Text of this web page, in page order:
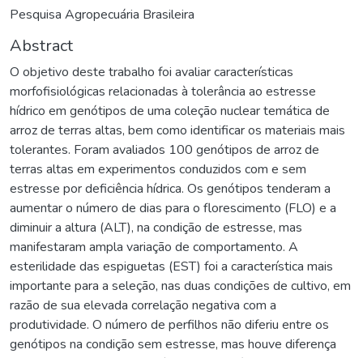
Pesquisa Agropecuária Brasileira
Abstract
O objetivo deste trabalho foi avaliar características
morfofisiológicas relacionadas à tolerância ao estresse
hídrico em genótipos de uma coleção nuclear temática de
arroz de terras altas, bem como identificar os materiais mais
tolerantes. Foram avaliados 100 genótipos de arroz de
terras altas em experimentos conduzidos com e sem
estresse por deficiência hídrica. Os genótipos tenderam a
aumentar o número de dias para o florescimento (FLO) e a
diminuir a altura (ALT), na condição de estresse, mas
manifestaram ampla variação de comportamento. A
esterilidade das espiguetas (EST) foi a característica mais
importante para a seleção, nas duas condições de cultivo, em
razão de sua elevada correlação negativa com a
produtividade. O número de perfilhos não diferiu entre os
genótipos na condição sem estresse, mas houve diferença